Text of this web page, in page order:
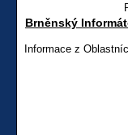
Brněnský
Informace z